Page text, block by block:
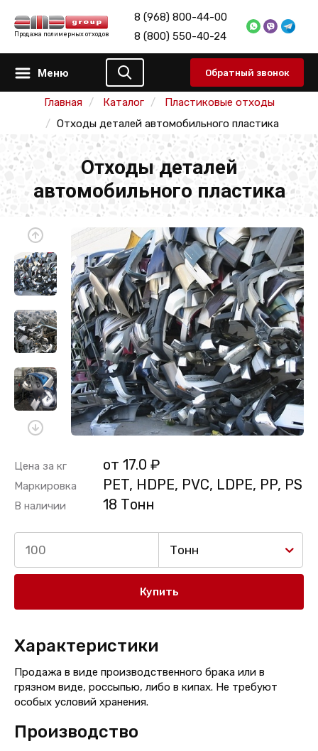
Продажа полимерных отходов
8 (968) 800-44-00
8 (800) 550-40-24
Меню Обратный звонок
Главная Каталог
Пластиковые отходы
Отходы деталей автомобильного пластика
Отходы деталей
автомобильного пластика
Цена за кг от 17.0 ₽
Маркировка PET, HDPE, PVC, LDPE, PP, PS
В наличии 18 Тонн
Тонн
Купить
Характеристики
Продажа в виде производственного брака или в
грязном виде, россыпью, либо в кипах. Не требуют
особых условий хранения.
Производство